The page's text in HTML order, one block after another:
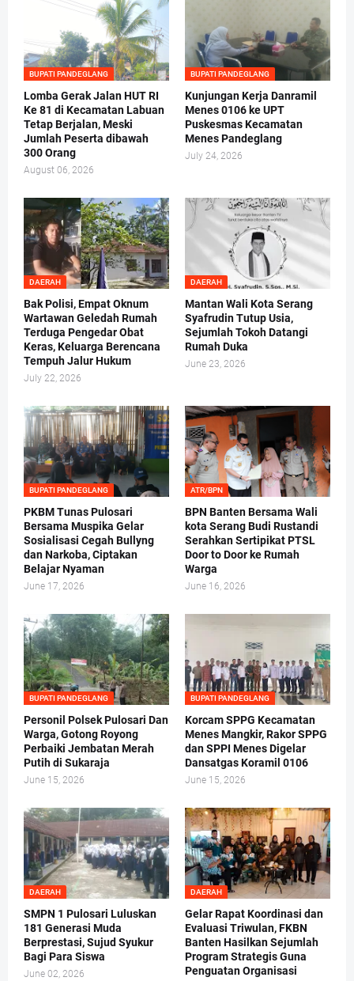
BUPATI PANDEGLANG
Lomba Gerak Jalan HUT RI
Ke 81 di Kecamatan Labuan
Tetap Berjalan, Meski
Jumlah Peserta dibawah
300 Orang
August 06, 2026
BUPATI PANDEGLANG
Kunjungan Kerja Danramil
Menes 0106 ke UPT
Puskesmas Kecamatan
Menes Pandeglang
July 24, 2026
DAERAH
Bak Polisi, Empat Oknum
Wartawan Geledah Rumah
Terduga Pengedar Obat
Keras, Keluarga Berencana
Tempuh Jalur Hukum
July 22, 2026
DAERAH
Mantan Wali Kota Serang
Syafrudin Tutup Usia,
Sejumlah Tokoh Datangi
Rumah Duka
June 23, 2026
BUPATI PANDEGLANG
PKBM Tunas Pulosari
Bersama Muspika Gelar
Sosialisasi Cegah Bullyng
dan Narkoba, Ciptakan
Belajar Nyaman
June 17, 2026
ATR/BPN
BPN Banten Bersama Wali
kota Serang Budi Rustandi
Serahkan Sertipikat PTSL
Door to Door ke Rumah
Warga
June 16, 2026
BUPATI PANDEGLANG
Personil Polsek Pulosari Dan
Warga, Gotong Royong
Perbaiki Jembatan Merah
Putih di Sukaraja
June 15, 2026
BUPATI PANDEGLANG
Korcam SPPG Kecamatan
Menes Mangkir, Rakor SPPG
dan SPPI Menes Digelar
Dansatgas Koramil 0106
June 15, 2026
DAERAH
SMPN 1 Pulosari Luluskan
181 Generasi Muda
Berprestasi, Sujud Syukur
Bagi Para Siswa
June 02, 2026
DAERAH
Gelar Rapat Koordinasi dan
Evaluasi Triwulan, FKBN
Banten Hasilkan Sejumlah
Program Strategis Guna
Penguatan Organisasi